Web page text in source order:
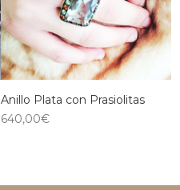
Anillo Plata con Prasiolitas
640,00€